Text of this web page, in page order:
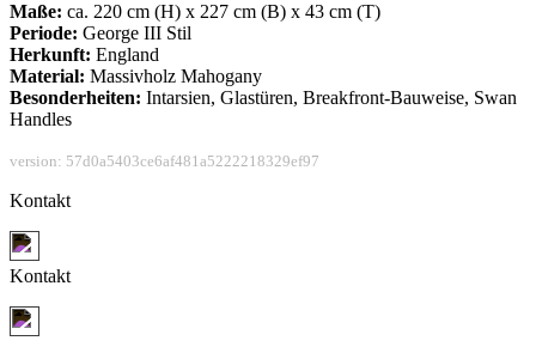
Maße: ca. 220 cm (H) x 227 cm (B) x 43 cm (T)
Periode: George III Stil
Herkunft: England
Material: Massivholz Mahogany
Besonderheiten: Intarsien, Glastüren, Breakfront-Bauweise, Swan
Handles
version: 57d0a5403ce6af481a5222218329ef97
Kontakt
Kontakt